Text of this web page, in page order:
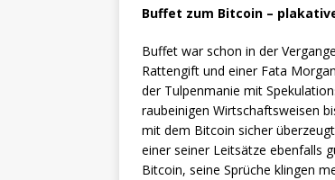
Buffet zum Bitcoin –
Buffet war schon in der
Rattengift und einer Fata
der Tulpenmanie mit
raubeinigen Wirtschaftsweisen
mit dem Bitcoin sicher
einer seiner Leitsätze ebenfalls
Bitcoin, seine Sprüche klingen